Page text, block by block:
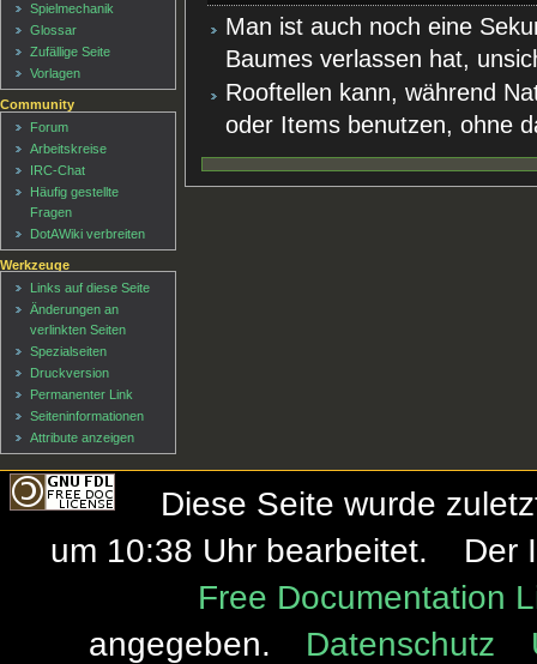
Man ist auch noch eine
Baumes verlassen hat,
Rooftellen kann, während
oder Items benutzen, ohne
Spielmechanik
Glossar
Zufällige Seite
Vorlagen
Community
Forum
Arbeitskreise
IRC-Chat
Häufig gestellte
Fragen
DotAWiki verbreiten
Werkzeuge
Links auf diese Seite
Änderungen an
verlinkten Seiten
Spezialseiten
Druckversion
Permanenter Link
Seiten­informationen
Attribute anzeigen
Diese Seite wurde
um 10:38 Uhr bearbeitet.
Der
Free Documentation
angegeben.
Datenschutz